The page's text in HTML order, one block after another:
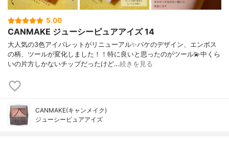
5.00
CANMAKE ジューシーピュアアイズ 14
大人気の3色アイパレットがリニューアル✨パケのデザイン、エンボス
の柄、ツールが変化しました！！特に良いと思ったのがツール💫中くら
いの片方しかないチップだったけど…続きを見る
CANMAKE(キャンメイク)
ジューシーピュアアイズ